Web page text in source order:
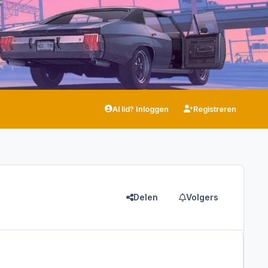
Al lid? Inloggen Registreren
Delen Volgers